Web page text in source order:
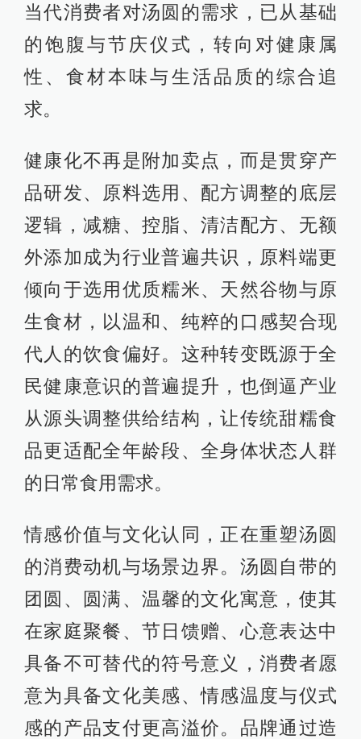
当代消费者对汤圆的需求，已从基础
的饱腹与节庆仪式，转向对健康属
性、食材本味与生活品质的综合追
求。
健康化不再是附加卖点，而是贯穿产
品研发、原料选用、配方调整的底层
逻辑，减糖、控脂、清洁配方、无额
外添加成为行业普遍共识，原料端更
倾向于选用优质糯米、天然谷物与原
生食材，以温和、纯粹的口感契合现
代人的饮食偏好。这种转变既源于全
民健康意识的普遍提升，也倒逼产业
从源头调整供给结构，让传统甜糯食
品更适配全年龄段、全身体状态人群
的日常食用需求。
情感价值与文化认同，正在重塑汤圆
的消费动机与场景边界。汤圆自带的
团圆、圆满、温馨的文化寓意，使其
在家庭聚餐、节日馈赠、心意表达中
具备不可替代的符号意义，消费者愿
意为具备文化美感、情感温度与仪式
感的产品支付更高溢价。品牌通过造